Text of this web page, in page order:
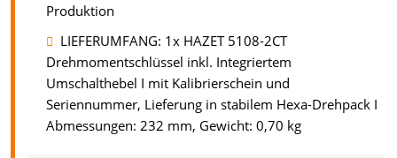
Produktion
LIEFERUMFANG: 1x HAZET 5108-2CT
Drehmomentschlüssel inkl. Integriertem
Umschalthebel I mit Kalibrierschein und
Seriennummer, Lieferung in stabilem Hexa-Drehpack I
Abmessungen: 232 mm, Gewicht: 0,70 kg